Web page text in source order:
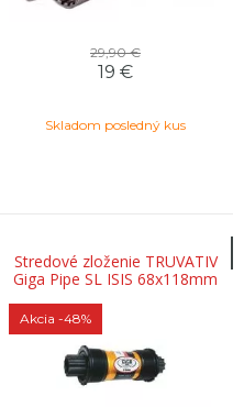
29,90 €
19 €
Skladom posledný kus
Stredové zloženie TRUVATIV
Giga Pipe SL ISIS 68x118mm
Akcia -48%